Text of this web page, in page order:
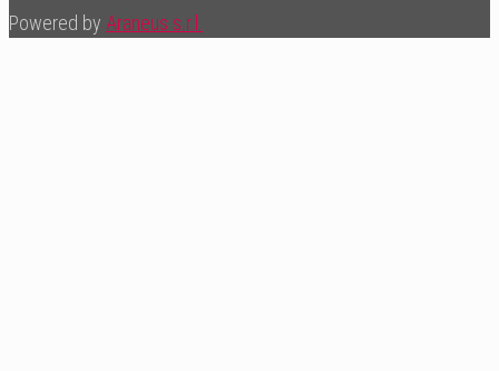
Powered by Araneus s.r.l.